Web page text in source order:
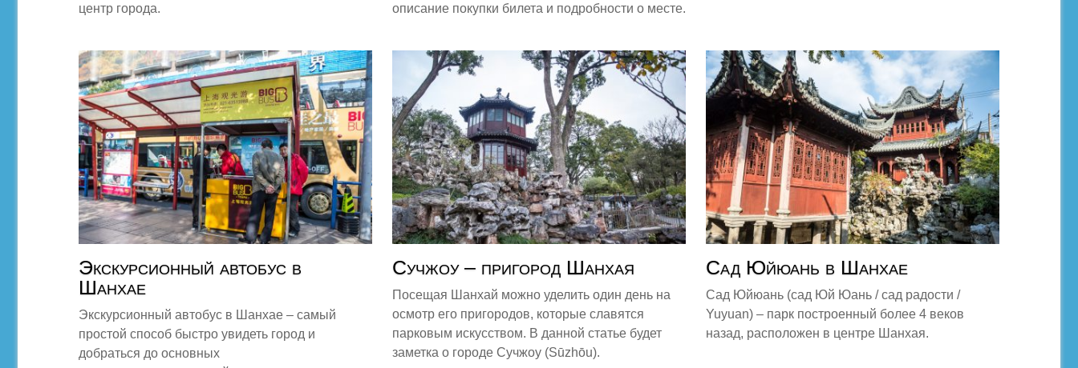
центр города.
описание покупки билета и подробности о месте.
Экскурсионный автобус в
Шанхае
Экскурсионный автобус в Шанхае – самый
простой способ быстро увидеть город и
добраться до основных
Сучжоу – пригород Шанхая
Посещая Шанхай можно уделить один день на
осмотр его пригородов, которые славятся
парковым искусством. В данной статье будет
заметка о городе Сучжоу (Sūzhōu).
Сад Юйюань в Шанхае
Сад Юйюань (сад Юй Юань / сад радости /
Yuyuan) – парк построенный более 4 веков
назад, расположен в центре Шанхая.